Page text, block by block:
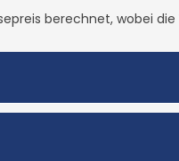
berechnet, wobei